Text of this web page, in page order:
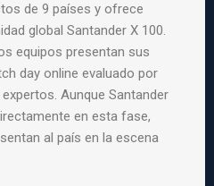
de 9 países y ofrece
global Santander X 100.
equipos presentan sus
day online evaluado por
Aunque Santander
en esta fase,
al país en la escena